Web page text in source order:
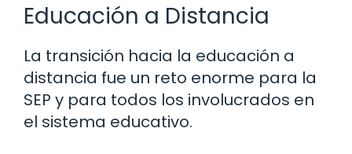
Educación a Distancia
La transición hacia la educación a
distancia fue un reto enorme para la
SEP y para todos los involucrados en
el sistema educativo.